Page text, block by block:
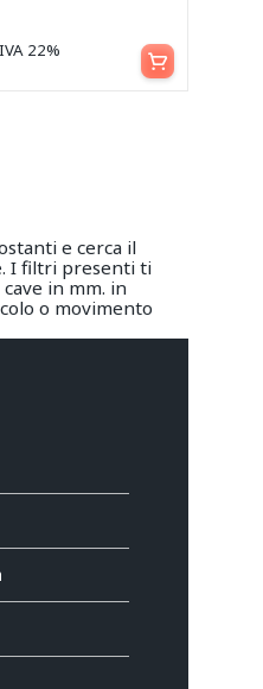
22% Aggiungi al carrello
e cerca il
I filtri presenti ti
in mm. in
o movimento